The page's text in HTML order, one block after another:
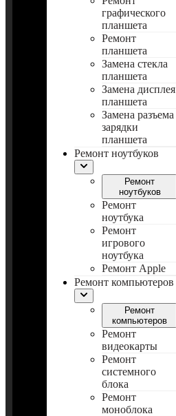
графического
планшета
Ремонт
планшета
Замена стекла
планшета
Замена дисплея
планшета
Замена разъема
зарядки
планшета
Ремонт ноутбуков
Ремонт
ноутбуков
Ремонт
ноутбука
Ремонт
игрового
ноутбука
Ремонт Apple
Ремонт компьютеров
Ремонт
компьютеров
Ремонт
видеокарты
Ремонт
системного
блока
Ремонт
моноблока